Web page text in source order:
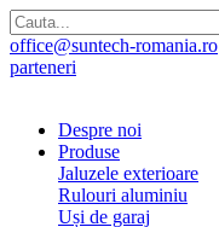
office@suntech-romania.ro
parteneri
Despre noi
Produse
Jaluzele exterioare
Rulouri aluminiu
Uși de garaj